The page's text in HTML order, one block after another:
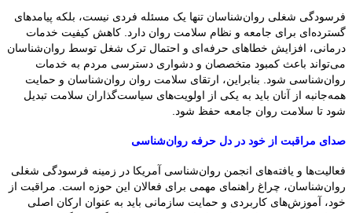
فرسودگی شغلی روان‌شناسان تنها یک مسئله فردی نیست، بلکه پیامدهای
گسترده‌ای برای جامعه و نظام سلامت روان دارد. کاهش کیفیت خدمات
درمانی، افزایش خطاهای حرفه‌ای و احتمال ترک شغل توسط روان‌شناسان
می‌تواند باعث کمبود متخصصان و دشواری دسترسی مردم به خدمات
روان‌شناسی شود. بنابراین، ارتقای سلامت روان روان‌شناسان و حمایت
همه‌جانبه از آنان باید به یکی از اولویت‌های سیاست‌گذاران سلامت تبدیل
شود تا سلامت روان جامعه حفظ شود.
صدای مراقبت از خود در دل حرفه روان‌شناسی
فعالیت‌ها و یافته‌های انجمن روان‌شناسی آمریکا در زمینه فرسودگی شغلی
روان‌شناسان، چراغ راهنمای مهمی برای فعالان این حوزه است. مراقبت از
خود، آموزش‌های کاربردی و حمایت سازمانی باید به عنوان ارکان اصلی